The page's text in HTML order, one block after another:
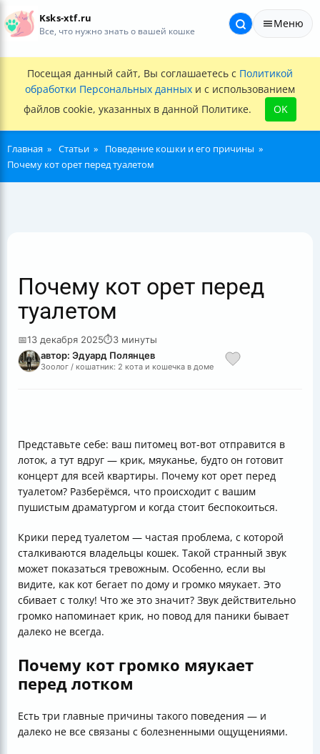
Ksks-xtf.ru
Все, что нужно знать о вашей кошке
Меню
Посещая данный сайт, Вы соглашаетесь с Политикой
обработки Персональных данных и с использованием
файлов cookie, указанных в данной Политике.
OK
Главная Статьи
Поведение кошки и его причины
Почему кот орет перед туалетом
Почему кот орет перед
туалетом
📅13 декабря 2025⏱3 минуты
автор: Эдуард Полянцев
Зоолог / кошатник: 2 кота и кошечка в доме
Представьте себе: ваш питомец вот-вот отправится в
лоток, а тут вдруг — крик, мяуканье, будто он готовит
концерт для всей квартиры. Почему кот орет перед
туалетом? Разберёмся, что происходит с вашим
пушистым драматургом и когда стоит беспокоиться.
Крики перед туалетом — частая проблема, с которой
сталкиваются владельцы кошек. Такой странный звук
может показаться тревожным. Особенно, если вы
видите, как кот бегает по дому и громко мяукает. Это
сбивает с толку! Что же это значит? Звук действительно
громко напоминает крик, но повод для паники бывает
далеко не всегда.
Почему кот громко мяукает
перед лотком
Есть три главные причины такого поведения — и
далеко не все связаны с болезненными ощущениями.